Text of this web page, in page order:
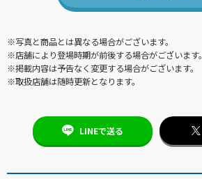
※写真と商品とは異なる場合がございます。
※店舗により登場時期が前後する場合がございます。
※掲載内容は予告なく変更する場合がございます。
※取扱店舗は随時更新となります。
LINEで送る